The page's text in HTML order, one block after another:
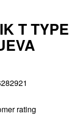
T TYPE
rating